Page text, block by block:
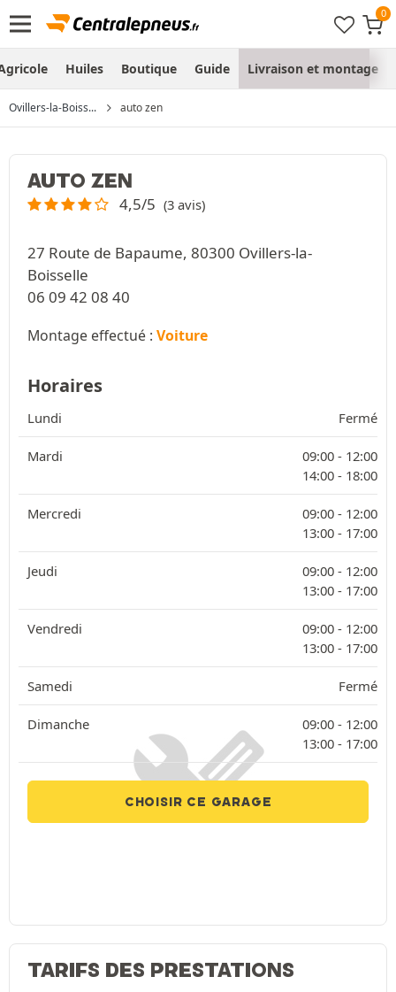
Huiles Boutique Guide Livraison et montage
Ovillers-la-Boiss... auto zen
AUTO ZEN
4,5/5 (3 avis)
27 Route de Bapaume, 80300 Ovillers-la-
Boisselle
06 09 42 08 40
Montage effectué : Voiture
Horaires
Lundi Fermé
Mardi 09:00 - 12:00
14:00 - 18:00
Mercredi 09:00 - 12:00
13:00 - 17:00
Jeudi 09:00 - 12:00
13:00 - 17:00
Vendredi 09:00 - 12:00
13:00 - 17:00
Samedi Fermé
Dimanche 09:00 - 12:00
13:00 - 17:00
CHOISIR CE GARAGE
TARIFS DES PRESTATIONS